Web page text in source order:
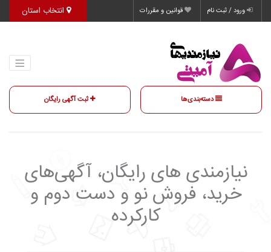
انتخاب استان قوانین و مقررات ورود / ثبت نام
دسته‌بندی‌ها ثبت آگهی رایگان
نیازمندی‌ های رایگان، آگهی‌های
خرید، فروش نو و دست دوم و
کارکرده